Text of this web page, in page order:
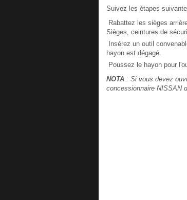
Suivez les étapes
Rabattez les sièges
Sièges, ceintures de
Insérez un outil
hayon est dégagé.
Poussez le hayon pour
NOTA : Si vous devez
concessionnaire NISSAN